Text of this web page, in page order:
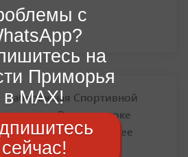
Набережная Спортивной
гавани во Владивостоке
преображается быстрее
плана
с
на
Приморья
в MAX!
сейчас!